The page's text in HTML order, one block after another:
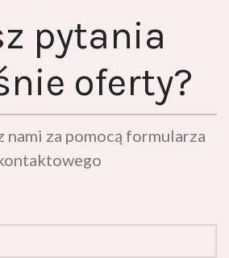
pytania
oferty?
nami za pomocą formularza